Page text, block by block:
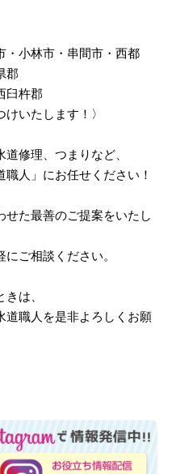
・小林市・串間市・西都
郡
臼杵郡
けいたします！〉
修理、つまりなど、
人」にお任せください！
せた最善のご提案をいたし
ご相談ください。
は、
道職人を是非よろしくお願